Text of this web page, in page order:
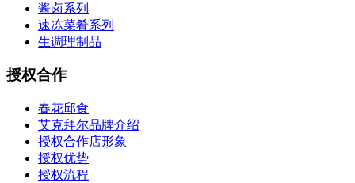
酱卤系列
速冻菜肴系列
生调理制品
授权合作
春花邱食
艾克拜尔品牌介绍
授权合作店形象
授权优势
授权流程